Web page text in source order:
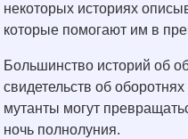
некоторых историях
которые помогают им в
Большинство историй об
свидетельств об
мутанты могут
ночь полнолуния.